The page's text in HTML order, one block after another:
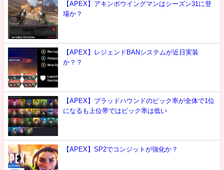
【APEX】アキンボウイングマンはシーズン31に登
場か？
【APEX】レジェンドBANシステムが近日実装
か？？
【APEX】ブラッドハウンドのピック率が全体で1位
になるも上位帯ではピック率は低い
【APEX】SP2でコンジットが強化か？